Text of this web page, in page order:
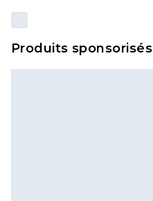
Produits sponsorisés